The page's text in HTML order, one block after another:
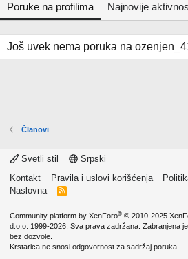
Poruke na profilima Najnovije
Još uvek nema poruka na
Članovi
Svetli stil
Srpski
Kontakt
Pravila i uslovi korišćenja
Naslovna
R
Community platform by XenForo® © 2010-2025
d.o.o. 1999-2026. Sva prava zadržana. Zabranjena
bez dozvole.
Krstarica ne snosi odgovornost za sadržaj poruka.